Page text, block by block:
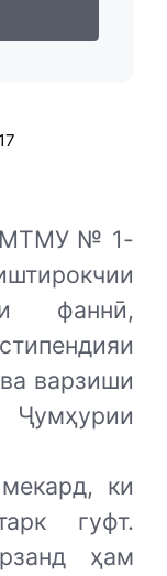
17
МТМУ № 1-
фаннӣ,
варзиши
ки
гуфт.
ҳам